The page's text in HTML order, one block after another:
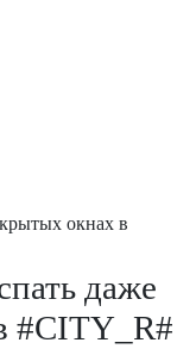
окнах в
даже
#CITY_R#